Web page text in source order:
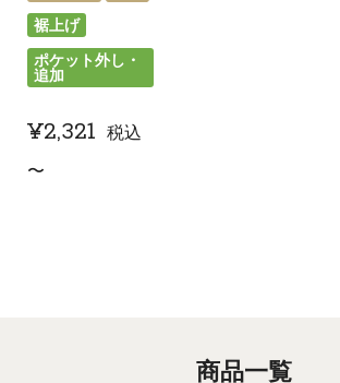
裾上げ
ポケット外し・
追加
¥2,321 税込
〜
商品一覧